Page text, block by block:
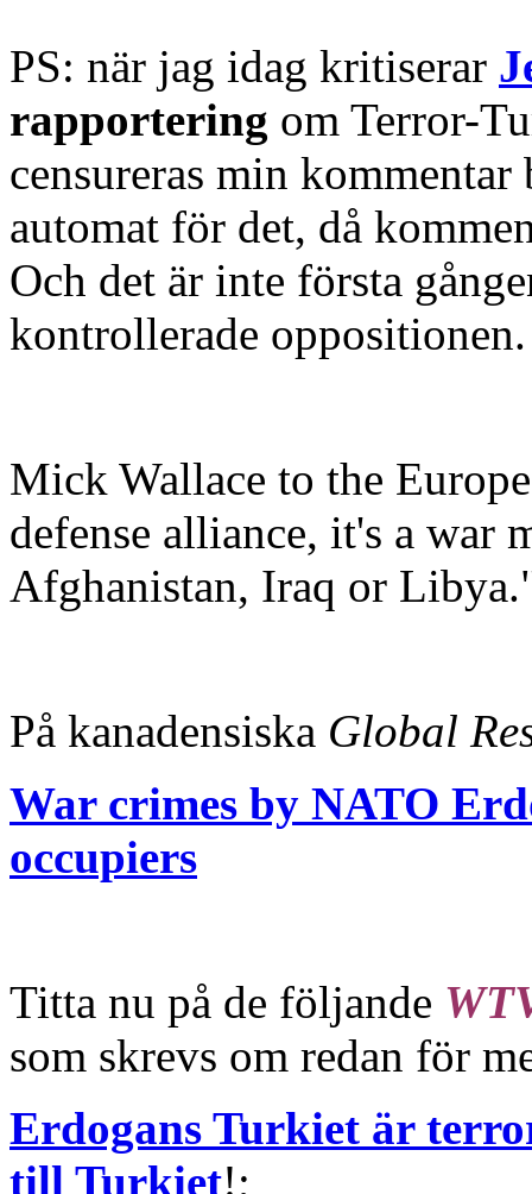
PS: när jag idag kritiserar
rapportering om Terror-
censureras min
automat för det, då
Och det är inte första
kontrollerade oppositionen.
Mick Wallace to the
defense alliance, it's a war
Afghanistan, Iraq or
På kanadensiska Global
War crimes by NATO
occupiers
Titta nu på de följande
som skrevs om redan för
Erdogans Turkiet är
till Turkiet!;